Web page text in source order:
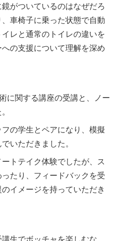
がついているのはなぜだろ
車椅子に乗った状態で自動
レと通常のトイレの違いを
の支援について理解を深め
に関する講座の受講と、ノー
の学生とペアになり、模擬
いただきました。
トテイク体験でしたが、ス
たり、フィードバックを受
イメージを持っていただき
生でボッチャを楽しむな